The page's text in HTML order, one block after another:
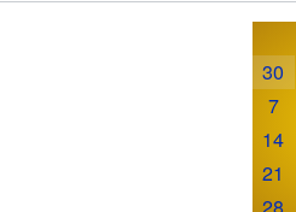
30
7
14
21
28